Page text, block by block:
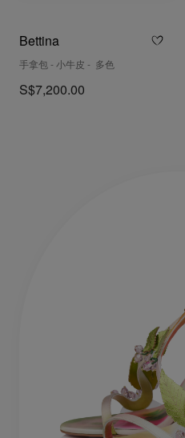
Bettina
手拿包 - 小牛皮 - 多色
S$7,200.00